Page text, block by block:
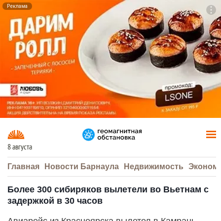
Реклама
8 августа
Главная Новости Барнаула Недвижимость
Более 300 сибиряков вылетели во Вьетнам с
задержкой в 30 часов